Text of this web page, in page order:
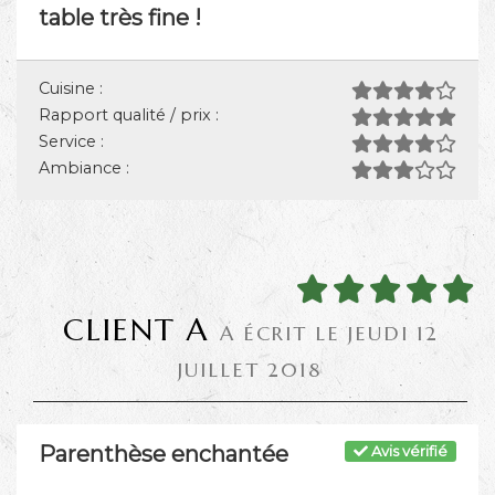
table très fine !
Cuisine :
Rapport qualité / prix :
Service :
Ambiance :
CLIENT A A ÉCRIT LE JEUDI 12
JUILLET 2018
Avis vérifié
Parenthèse enchantée